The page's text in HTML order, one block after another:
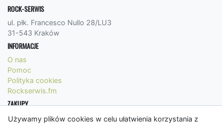
Używamy plików cookies w celu ułatwienia korzystania z
ROCK-SERWIS
ul. płk. Francesco Nullo 28/LU3
31-543 Kraków
INFORMACJE
O nas
Pomoc
Polityka cookies
Rockserwis.fm
ZAKUPY
Formy płatności